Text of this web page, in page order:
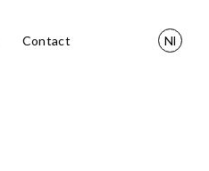
Contact Nl